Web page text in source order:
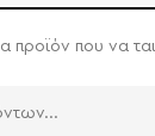
προϊόν που να